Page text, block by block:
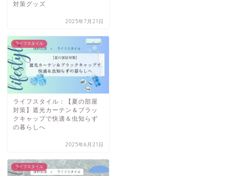
対策グッズ
2025年7月21日
ライフスタイル
ライフスタイル：【夏の部屋
対策】遮光カーテン＆ブラッ
クキャップで快適＆虫知らず
の暮らしへ
2025年6月21日
ライフスタイル